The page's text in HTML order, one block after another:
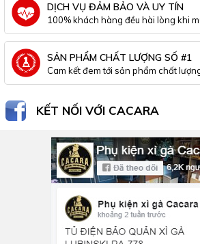
DỊCH VỤ ĐẢM BẢO VÀ UY TÍN
100% khách hàng đều hài lòng khi
SẢN PHẨM CHẤT LƯỢNG SỐ #1
Cam kết đem tới sản phẩm chất
KẾT NỐI VỚI CACARA